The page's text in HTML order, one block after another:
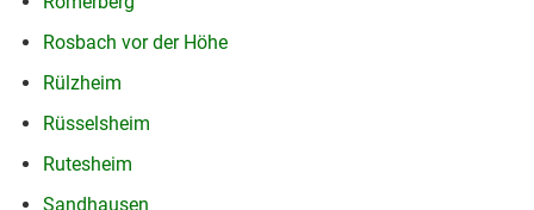
Rosbach vor der Höhe
Rülzheim
Rüsselsheim
Rutesheim
Sandhausen